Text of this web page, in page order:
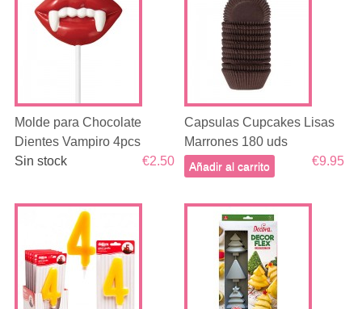
Molde para Chocolate
Dientes Vampiro 4pcs
€2.50
Sin stock
Capsulas Cupcakes Lisas
Marrones 180 uds
€9.95
Añadir al carrito